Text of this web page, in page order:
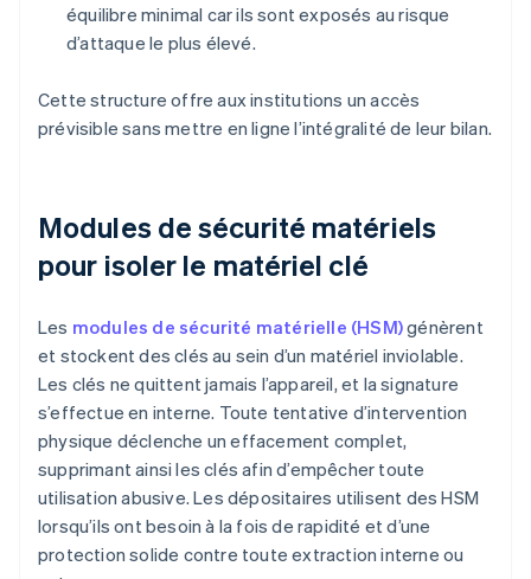
équilibre minimal car ils sont exposés au risque
d’attaque le plus élevé.
Cette structure offre aux institutions un accès
prévisible sans mettre en ligne l’intégralité de leur bilan.
Modules de sécurité matériels
pour isoler le matériel clé
Les modules de sécurité matérielle (HSM)génèrent
et stockent des clés au sein d’un matériel inviolable.
Les clés ne quittent jamais l’appareil, et la signature
s’effectue en interne. Toute tentative d’intervention
physique déclenche un effacement complet,
supprimant ainsi les clés afin d’empêcher toute
utilisation abusive. Les dépositaires utilisent des HSM
lorsqu’ils ont besoin à la fois de rapidité et d’une
protection solide contre toute extraction interne ou